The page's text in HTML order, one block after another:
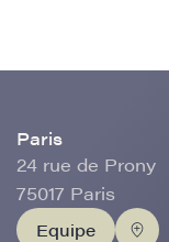
Paris
24 rue de Prony
75017 Paris
Equipe